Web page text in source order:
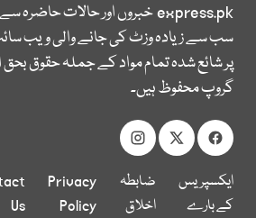
express.pkخبروں اور حالات حاضرہ
سب سے زیادہ وزٹ کی جانے والی ویب
پر شائع شدہ تمام مواد کے جملہ حقوق
گروپ محفوظ ہیں۔
ایکسپریس
کے بارے
ضابطہ
اخلاق
Privacy
Policy
Us